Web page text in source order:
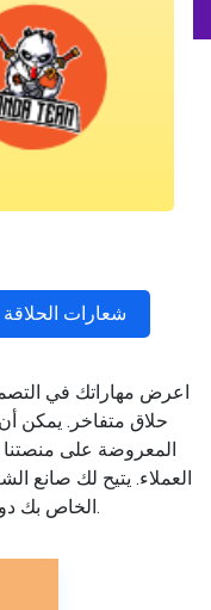
شعارات الحلاقة
اعرض مهاراتك في
حلاق متفاخر. يمكن
المعروضة على
العملاء. يتيح لك صانع
الخاص بك دون اكتساب مهارات التصميم.